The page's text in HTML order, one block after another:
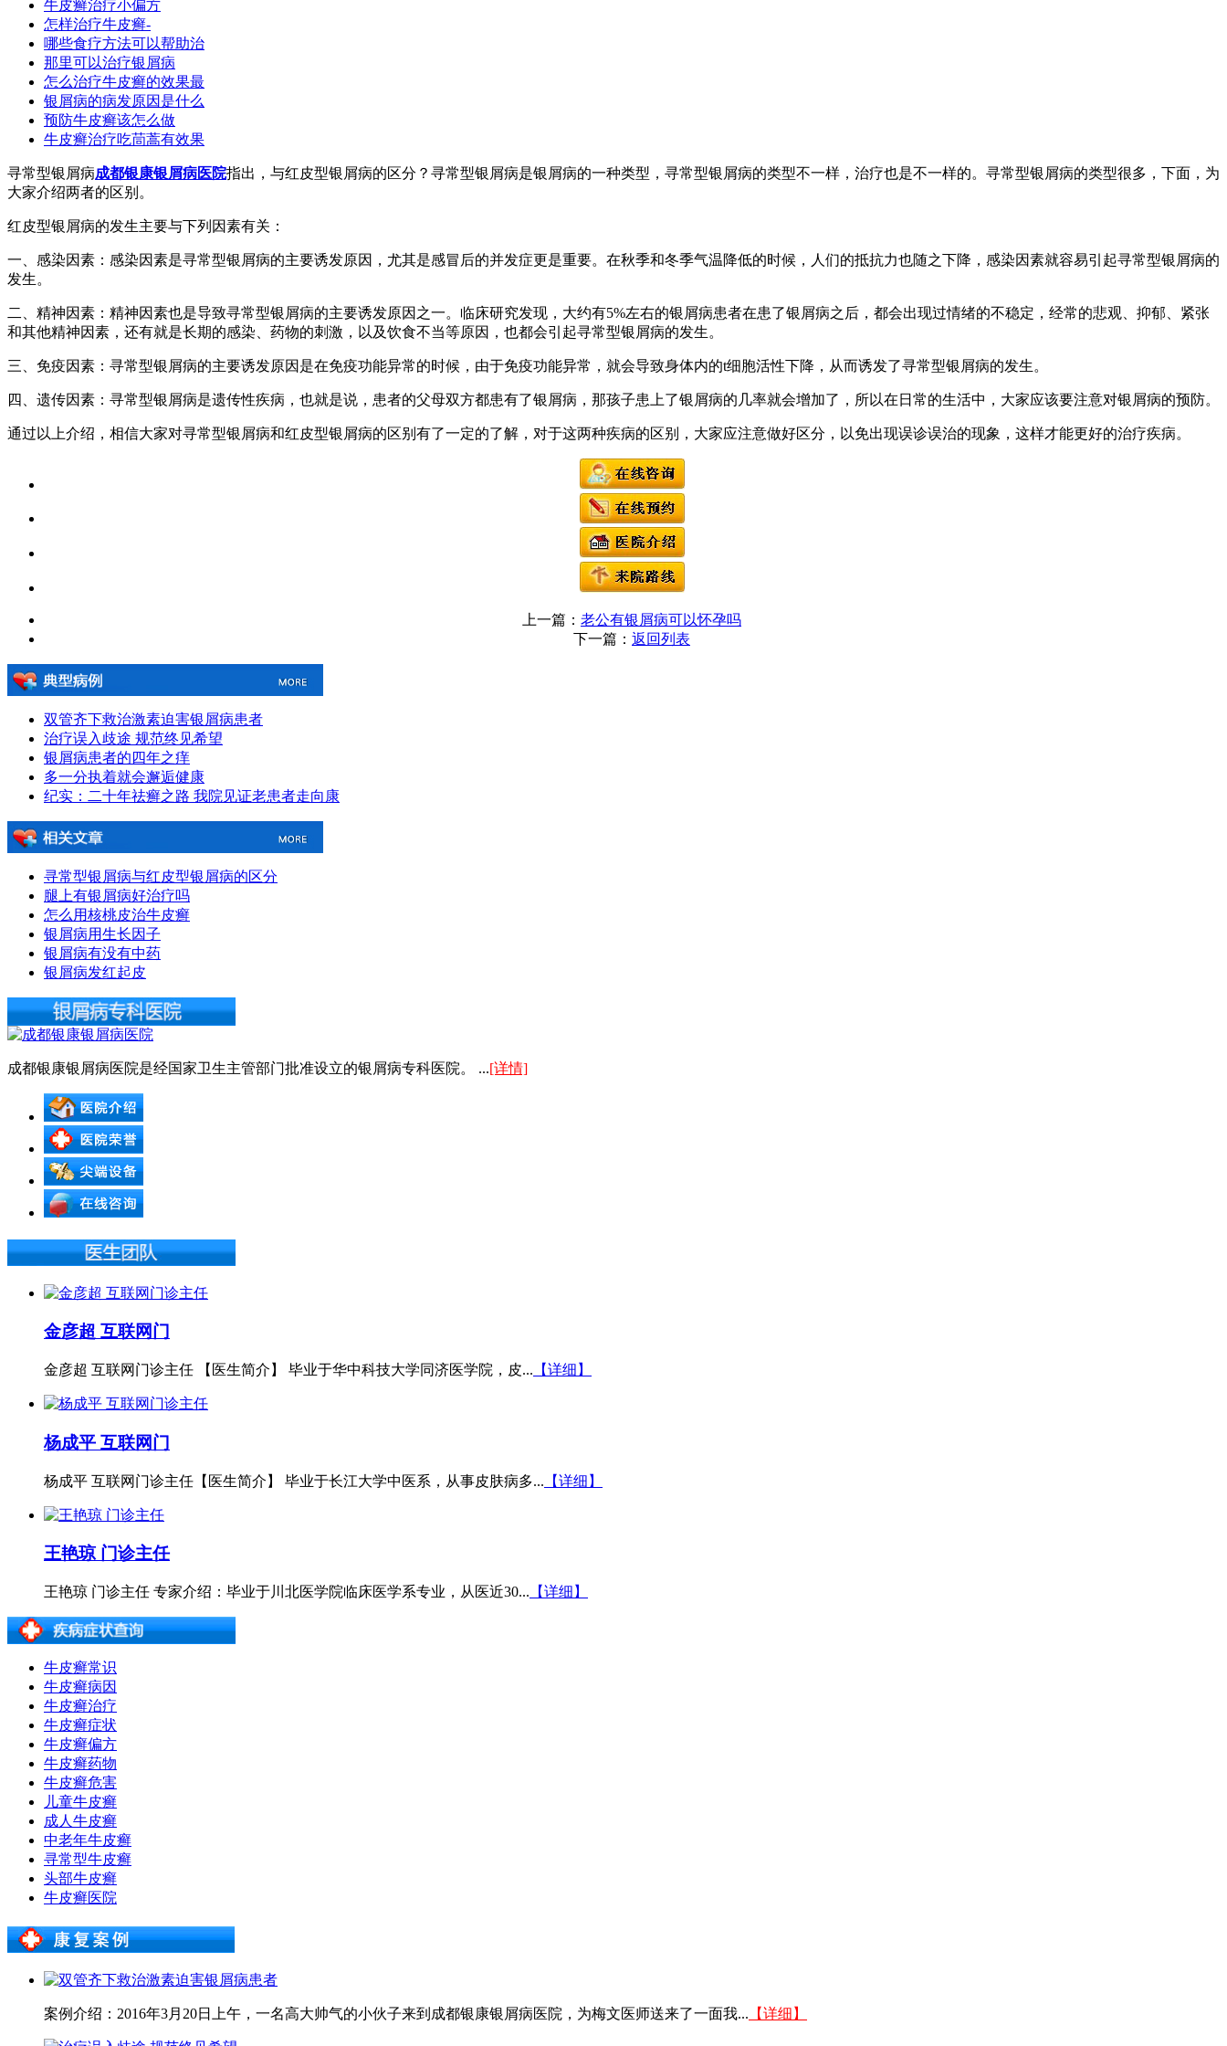
牛皮癣治疗小偏方
怎样治疗牛皮癣-
哪些食疗方法可以帮助治
那里可以治疗银屑病
怎么治疗牛皮癣的效果最
银屑病的病发原因是什么
预防牛皮癣该怎么做
牛皮癣治疗吃茼蒿有效果
寻常型银屑病成都银康银屑病医院指出，与红皮型银屑病的区分？寻常型银屑病是银屑病的一种类型，寻常型银屑病的类型不一样，治疗也是不一样的。寻常型银屑病的类型很多，下面，为
大家介绍两者的区别。
红皮型银屑病的发生主要与下列因素有关：
一、感染因素：感染因素是寻常型银屑病的主要诱发原因，尤其是感冒后的并发症更是重要。在秋季和冬季气温降低的时候，人们的抵抗力也随之下降，感染因素就容易引起寻常型银屑病的
发生。
二、精神因素：精神因素也是导致寻常型银屑病的主要诱发原因之一。临床研究发现，大约有5%左右的银屑病患者在患了银屑病之后，都会出现过情绪的不稳定，经常的悲观、抑郁、紧张
和其他精神因素，还有就是长期的感染、药物的刺激，以及饮食不当等原因，也都会引起寻常型银屑病的发生。
三、免疫因素：寻常型银屑病的主要诱发原因是在免疫功能异常的时候，由于免疫功能异常，就会导致身体内的t细胞活性下降，从而诱发了寻常型银屑病的发生。
四、遗传因素：寻常型银屑病是遗传性疾病，也就是说，患者的父母双方都患有了银屑病，那孩子患上了银屑病的几率就会增加了，所以在日常的生活中，大家应该要注意对银屑病的预防。
通过以上介绍，相信大家对寻常型银屑病和红皮型银屑病的区别有了一定的了解，对于这两种疾病的区别，大家应注意做好区分，以免出现误诊误治的现象，这样才能更好的治疗疾病。
上一篇： 老公有银屑病可以怀孕吗
下一篇： 返回列表
双管齐下救治激素迫害银屑病患者
治疗误入歧途 规范终见希望
银屑病患者的四年之痒
多一分执着就会邂逅健康
纪实：二十年祛癣之路 我院见证老患者走向康
寻常型银屑病与红皮型银屑病的区分
腿上有银屑病好治疗吗
怎么用核桃皮治牛皮癣
银屑病用生长因子
银屑病有没有中药
银屑病发红起皮
成都银康银屑病医院是经国家卫生主管部门批准设立的银屑病专科医院。 ...[详情]
金彦超 互联网门
金彦超 互联网门诊主任 【医生简介】 毕业于华中科技大学同济医学院，皮... 【详细】
杨成平 互联网门
杨成平 互联网门诊主任【医生简介】 毕业于长江大学中医系，从事皮肤病多... 【详细】
王艳琼 门诊主任
王艳琼 门诊主任 专家介绍：毕业于川北医学院临床医学系专业，从医近30... 【详细】
牛皮癣常识
牛皮癣病因
牛皮癣治疗
牛皮癣症状
牛皮癣偏方
牛皮癣药物
牛皮癣危害
儿童牛皮癣
成人牛皮癣
中老年牛皮癣
寻常型牛皮癣
头部牛皮癣
牛皮癣医院
案例介绍：2016年3月20日上午，一名高大帅气的小伙子来到成都银康银屑病医院，为梅文医师送来了一面我... 【详细】